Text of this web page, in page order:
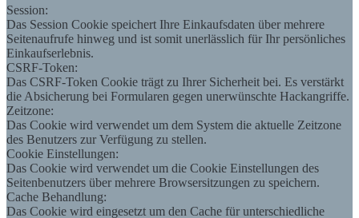
Session:
Das Session Cookie speichert Ihre Einkaufsdaten über mehrere
Seitenaufrufe hinweg und ist somit unerlässlich für Ihr persönliches
Einkaufserlebnis.
CSRF-Token:
Das CSRF-Token Cookie trägt zu Ihrer Sicherheit bei. Es verstärkt
die Absicherung bei Formularen gegen unerwünschte Hackangriffe.
Zeitzone:
Das Cookie wird verwendet um dem System die aktuelle Zeitzone
des Benutzers zur Verfügung zu stellen.
Cookie Einstellungen:
Das Cookie wird verwendet um die Cookie Einstellungen des
Seitenbenutzers über mehrere Browsersitzungen zu speichern.
Cache Behandlung:
Das Cookie wird eingesetzt um den Cache für unterschiedliche